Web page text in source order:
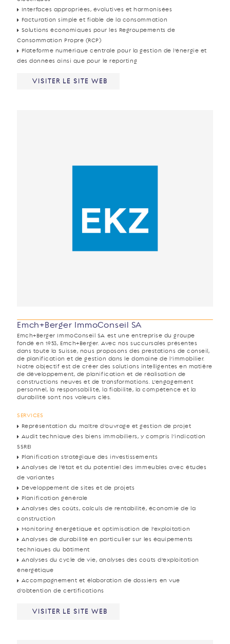
Interfaces appropriées, évolutives et harmonisées
Facturation simple et fiable de la consommation
Solutions économiques pour les Regroupements de
Consommation Propre (RCP)
Plateforme numérique centrale pour la gestion de l’énergie et
des données ainsi que pour le reporting
VISITER LE SITE WEB
Emch+Berger ImmoConseil SA
Emch+Berger ImmoConseil SA est une entreprise du groupe
fondé en 1953, Emch+Berger. Avec nos succursales présentes
dans toute la Suisse, nous proposons des prestations de conseil,
de planification et de gestion dans le domaine de l’immobilier.
Notre objectif est de créer des solutions intelligentes en matière
de développement, de planification et de réalisation de
constructions neuves et de transformations. L’engagement
personnel, la responsabilité, la fiabilité, la compétence et la
durabilité sont nos valeurs clés.
SERVICES
Représentation du maître d’ouvrage et gestion de projet
Audit technique des biens immobiliers, y compris l’indication
SSREI
Planification stratégique des investissements
Analyses de l’état et du potentiel des immeubles avec études
de variantes
Développement de sites et de projets
Planification générale
Analyses des coûts, calculs de rentabilité, économie de la
construction
Monitoring énergétique et optimisation de l’exploitation
Analyses de durabilité en particulier sur les équipements
techniques du bâtiment
Analyses du cycle de vie, analyses des coûts d’exploitation
énergétique
Accompagnement et élaboration de dossiers en vue
d’obtention de certifications
VISITER LE SITE WEB